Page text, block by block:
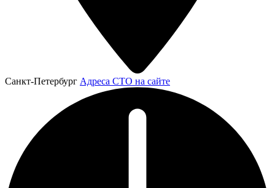
Санкт-Петербург Адреса СТО на сайте